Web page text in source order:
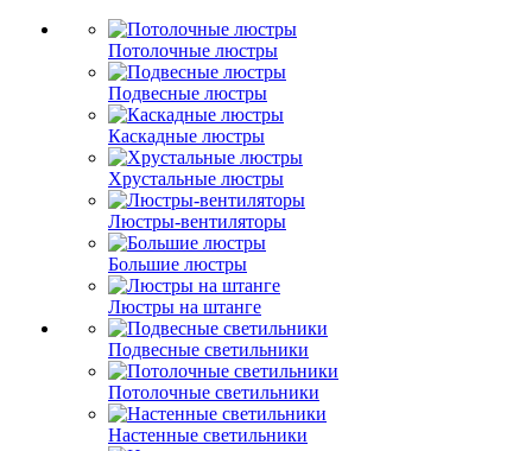
Потолочные люстры
Подвесные люстры
Каскадные люстры
Хрустальные люстры
Люстры-вентиляторы
Большие люстры
Люстры на штанге
Подвесные светильники
Потолочные светильники
Настенные светильники